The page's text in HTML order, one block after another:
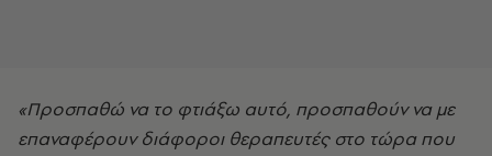
«Προσπαθώ να το φτιάξω αυτό, προσπαθούν να με
επαναφέρουν διάφοροι θεραπευτές στο τώρα που